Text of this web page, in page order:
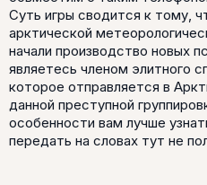
Суть игры сводится к тому,
арктической
начали производство новых
являетесь членом элитного
которое отправляется в
данной преступной
особенности вам лучше
передать на словах тут не